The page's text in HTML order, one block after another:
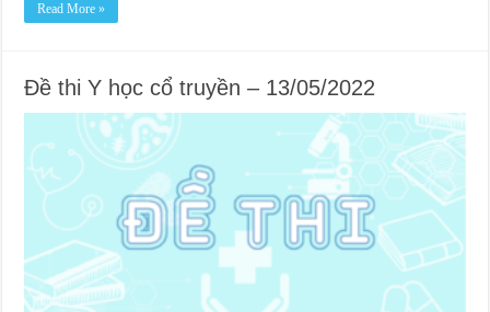
Read More »
Đề thi Y học cổ truyền – 13/05/2022